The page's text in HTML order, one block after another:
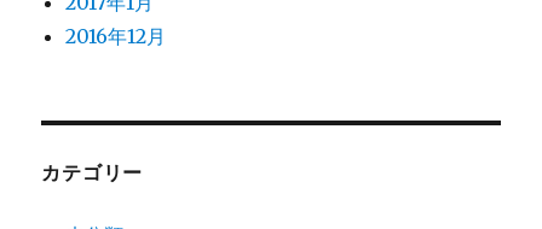
2016年12月
カテゴリー